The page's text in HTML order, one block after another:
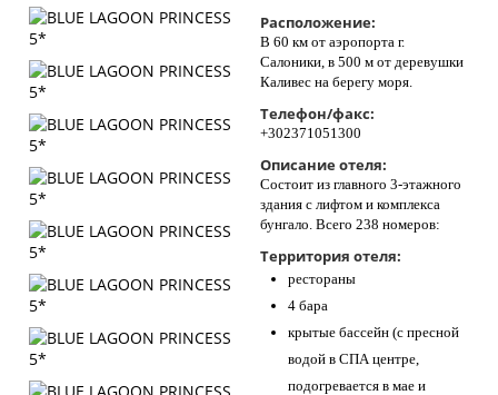
Расположение:
В 60 км от аэропорта г.
Салоники, в 500 м от деревушки
Каливес на берегу моря.
Телефон/факс:
+302371051300
Описание отеля:
Состоит из главного 3-этажного
здания с лифтом и комплекса
бунгало. Всего 238 номеров:
Территория отеля:
рестораны
4 бара
крытые бассейн (с пресной
водой в СПА центре,
подогревается в мае и